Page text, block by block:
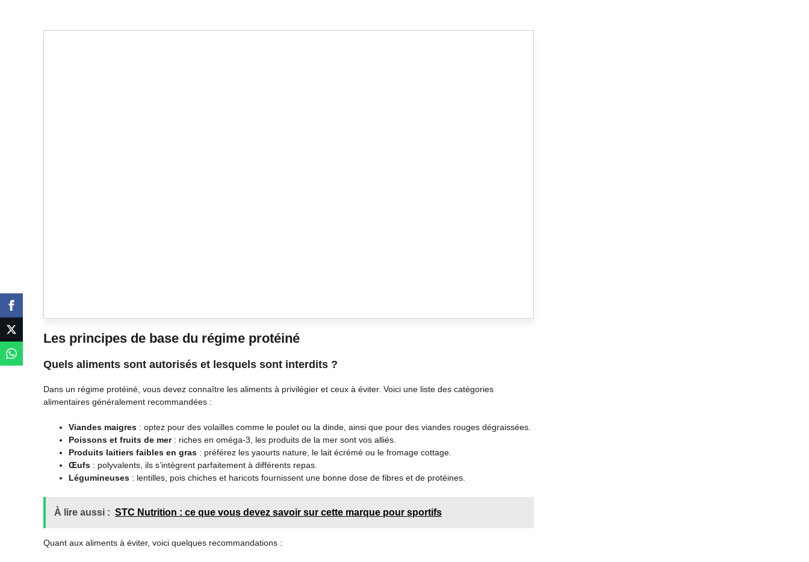
Les principes de base du régime protéiné
Quels aliments sont autorisés et lesquels sont interdits ?
Dans un régime protéiné, vous devez connaître les aliments à privilégier et ceux à éviter. Voici une liste des catégories
alimentaires généralement recommandées :
Viandes maigres : optez pour des volailles comme le poulet ou la dinde, ainsi que pour des viandes rouges dégraissées.
Poissons et fruits de mer: riches en oméga-3, les produits de la mer sont vos alliés.
Produits laitiers faibles en gras : préférez les yaourts nature, le lait écrémé ou le fromage cottage.
Œufs : polyvalents, ils s’intègrent parfaitement à différents repas.
Légumineuses : lentilles, pois chiches et haricots fournissent une bonne dose de fibres et de protéines.
À lire aussi : STC Nutrition : ce que vous devez savoir sur cette marque pour sportifs
Quant aux aliments à éviter, voici quelques recommandations :